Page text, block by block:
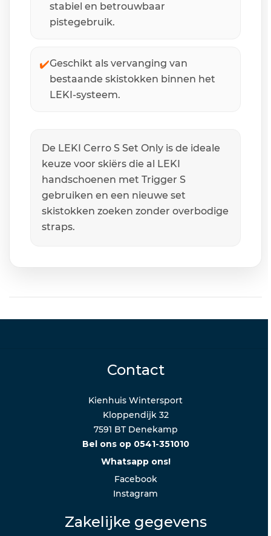
stabiel en betrouwbaar
pistegebruik.
✔️Geschikt als vervanging van
bestaande skistokken binnen het
LEKI-systeem.
De LEKI Cerro S Set Only is de ideale
keuze voor skiërs die al LEKI
handschoenen met Trigger S
gebruiken en een nieuwe set
skistokken zoeken zonder overbodige
straps.
Contact
Kienhuis Wintersport
Kloppendijk 32
7591 BT Denekamp
Bel ons op 0541-351010
Whatsapp ons!
Facebook
Instagram
Zakelijke gegevens